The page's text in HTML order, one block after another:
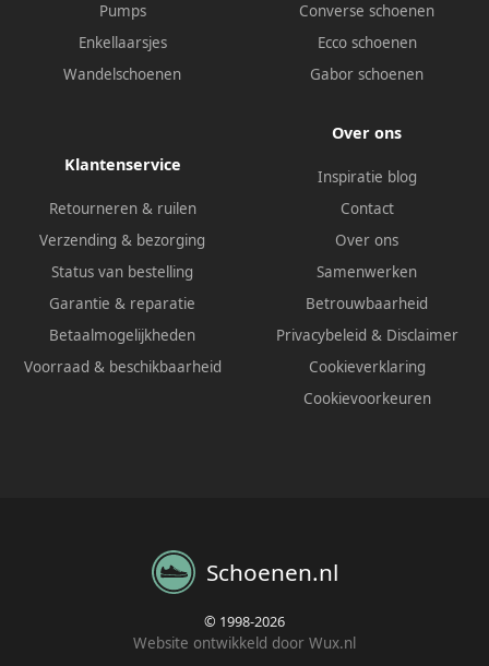
Pumps
Enkellaarsjes
Wandelschoenen
Converse schoenen
Ecco schoenen
Gabor schoenen
Klantenservice
Retourneren & ruilen
Verzending & bezorging
Status van bestelling
Garantie & reparatie
Betaalmogelijkheden
Voorraad & beschikbaarheid
Over ons
Inspiratie blog
Contact
Over ons
Samenwerken
Betrouwbaarheid
Privacybeleid & Disclaimer
Cookieverklaring
Cookievoorkeuren
Schoenen.nl
© 1998-2026
Website ontwikkeld door Wux.nl